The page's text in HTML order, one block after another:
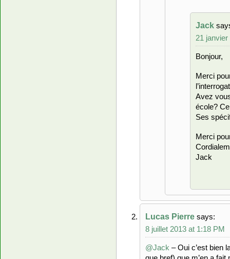
Jack
21 janvier
Bonjour,
Merci
Avez
école?
Ses
Merci
Jack
Lucas Pierre says:
8 juillet 2013 at 1:18 PM
@Jack – Oui c’est bien